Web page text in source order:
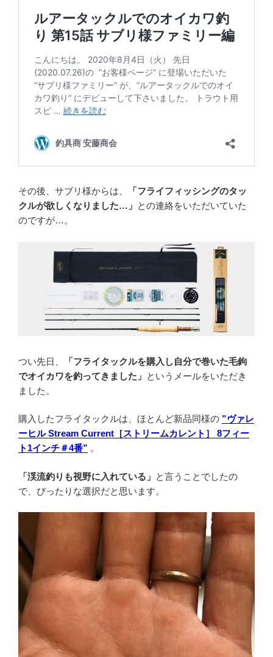
その後、サブリ様からは、
「フライフィッシングのタッ
クルが欲しくなりました…」 との連絡をいただいていた
のですが…。
つい先日、
「フライタックルを購入し自分で巻いた毛鉤
でオイカワを釣ってきました」 というメールをいただき
ました。
購入したフライタックルは、ほとんど新品同様の ”ヴァレ
ーヒル Stream Current［ストリームカレント］ 8フィー
ト1インチ＃4番” 。
「渓流釣りも視野に入れている」 と言うことでしたの
で、ぴったりな選択だと思います。